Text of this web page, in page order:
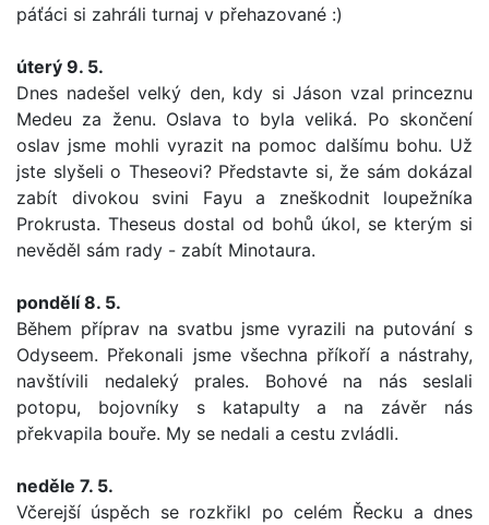
páťáci si zahráli turnaj v přehazované :)
úterý 9. 5.
Dnes nadešel velký den, kdy si Jáson vzal princeznu
Medeu za ženu. Oslava to byla veliká. Po skončení
oslav jsme mohli vyrazit na pomoc dalšímu bohu. Už
jste slyšeli o Theseovi? Představte si, že sám dokázal
zabít divokou svini Fayu a zneškodnit loupežníka
Prokrusta. Theseus dostal od bohů úkol, se kterým si
nevěděl sám rady - zabít Minotaura.
pondělí 8. 5.
Během příprav na svatbu jsme vyrazili na putování s
Odyseem. Překonali jsme všechna příkoří a nástrahy,
navštívili nedaleký prales. Bohové na nás seslali
potopu, bojovníky s katapulty a na závěr nás
překvapila bouře. My se nedali a cestu zvládli.
neděle 7. 5.
Včerejší úspěch se rozkřikl po celém Řecku a dnes